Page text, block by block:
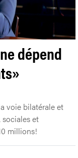
dépend
voie bilatérale et
et
millions!